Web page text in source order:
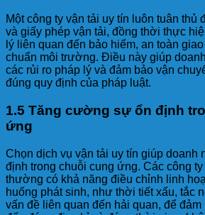
Một công ty vận tải uy tín luôn tuân thủ
và giấy phép vận tải, đồng thời thực
lý liên quan đến bảo hiểm, an toàn
chuẩn môi trường. Điều này giúp
các rủi ro pháp lý và đảm bảo vận
đúng quy định của pháp luật.
1.5 Tăng cường sự ổn định
ứng
Chọn dịch vụ vận tải uy tín giúp doanh
định trong chuỗi cung ứng. Các công
thường có khả năng điều chỉnh linh
huống phát sinh, như thời tiết xấu, tắc
vấn đề liên quan đến hải quan, để đảm